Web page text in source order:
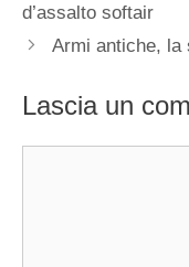
d’assalto softair
Armi antiche, la
Lascia un